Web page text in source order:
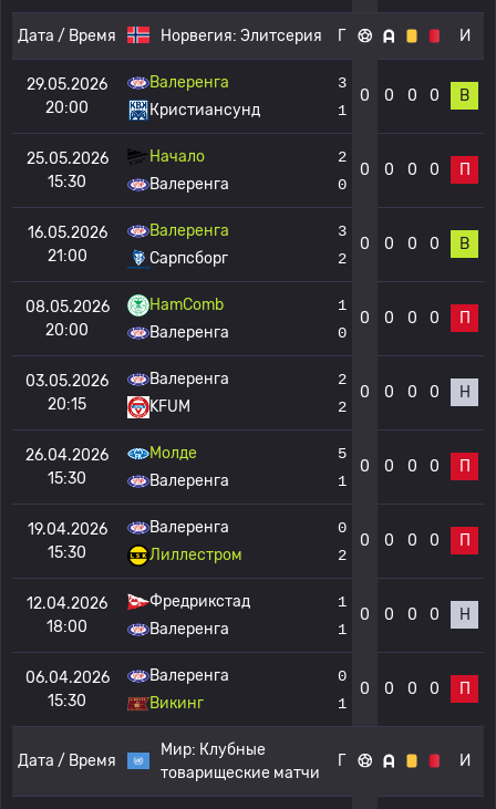
Дата / Время Норвегия: Элитсерия Г И
29.05.2026
20:00
Валеренга
Кристиансунд
3
1
0 0 0 0 В
25.05.2026
15:30
Начало
Валеренга
2
0
0 0 0 0 П
16.05.2026
21:00
Валеренга
Сарпсборг
3
2
0 0 0 0 В
08.05.2026
20:00
HamComb
Валеренга
1
0
0 0 0 0 П
03.05.2026
20:15
Валеренга
KFUM
2
2
0 0 0 0 Н
26.04.2026
15:30
Молде
Валеренга
5
1
0 0 0 0 П
19.04.2026
15:30
Валеренга
Лиллестром
0
2
0 0 0 0 П
12.04.2026
18:00
Фредрикстад
Валеренга
1
1
0 0 0 0 Н
06.04.2026
15:30
Валеренга
Викинг
0
1
0 0 0 0 П
Дата / Время
Мир: Клубные
товарищеские матчи
Г И